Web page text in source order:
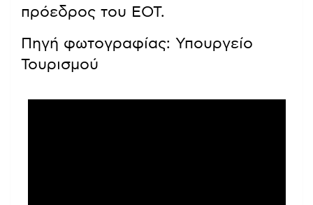
πρόεδρος του ΕΟΤ.
Πηγή φωτογραφίας: Υπουργείο
Τουρισμού